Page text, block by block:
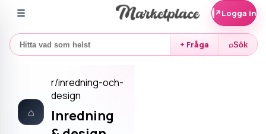
☰
+ Fråga ⌕Sök
↗Logga in
⌂
r/inredning-och-
design
Inredning